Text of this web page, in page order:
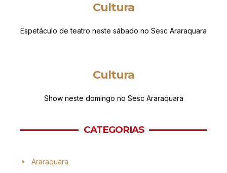
Cultura
Espetáculo de teatro neste sábado no Sesc Araraquara
Cultura
Show neste domingo no Sesc Araraquara
CATEGORIAS
Araraquara